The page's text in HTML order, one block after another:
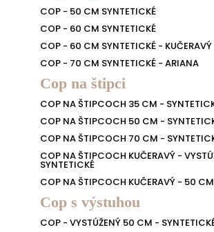
COP - 50 CM SYNTETICKÉ
COP - 60 CM SYNTETICKÉ
COP - 60 CM SYNTETICKÉ - KUČERAVÝ
COP - 70 CM SYNTETICKÉ - ARIANA
Cop na štipci
COP NA ŠTIPCOCH 35 CM -
COP NA ŠTIPCOCH 50 CM -
COP NA ŠTIPCOCH 70 CM -
COP NA ŠTIPCOCH KUČERAVÝ -
SYNTETICKÉ
COP NA ŠTIPCOCH KUČERAVÝ - 50
Cop s výstuhou
COP - VYSTÚŽENÝ 50 CM -